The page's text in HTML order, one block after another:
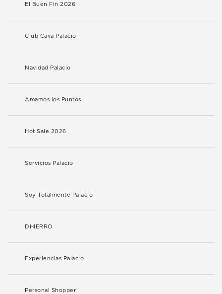
El Buen Fin 2026
Club Cava Palacio
Navidad Palacio
Amamos los Puntos
Hot Sale 2026
Servicios Palacio
Soy Totalmente Palacio
DHIERRO
Experiencias Palacio
Personal Shopper